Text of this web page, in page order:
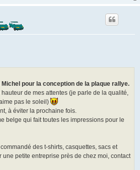
pour la conception de la plaque rallye.
de mes attentes (je parle de la qualité,
pas le soleil)
à éviter la prochaine fois.
belge qui fait toutes les impressions pour le
des t-shirts, casquettes, sacs et
une petite entreprise près de chez moi, contact